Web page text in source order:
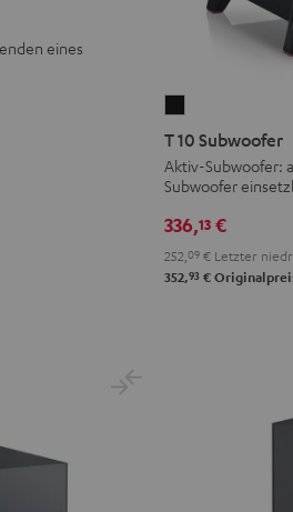
eines
10
Subwoofer
Schwarz
T 10 Subwoofer
Aktiv-Subwoofer:
Subwoofer
336,13 €
252, 09 € Letzter
352,93 €